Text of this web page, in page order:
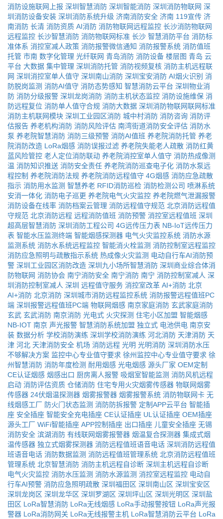
消防设施联网上报 深圳智慧消防 深圳智能消防 深圳消防物联网 深
圳消防设备安装 深圳消防系统升级 济南消防安全 济南 119宣传 济
南消防 长清 消防资质 AI消防 消防物联网远程监控 长沙消防物联网
远程监控 长沙智慧消防 消防物联网标准 长沙 智慧消防平台 消防标
准体系 消控室减人政策 消防报警微信通知 消防报警系统 消防值班
托管 市南 数字化管理 光纤联网 青岛消防 消防设备 楼层图 青岛 云
平台 大数据 集中管理 深圳消防托管 消防视频复核 消防主机远程联
网 深圳消控室单人值守 深圳南山消防 深圳宝安消防 AI烟火识别 消
防脱岗监测 消防AI值守 消防态势感知 智慧消防云平台 深圳物业消
防 消防分级报警 深圳龙岗消防 消防主机状态监控 消防设施维保 消
防远程复位 消防单人值守合规 消防大数据 深圳消防物联网联网标准
消防主机联网模块 深圳工业园区消防 城中村消防 消防咨询 消防评
估报告 养老机构消防 消防风险评估 南湾街道消防安全评估 消防水
泵 养老院智慧消防 消防三级预警 消防AI值班 养老院消防托管 养老
院消防改造 LoRa烟感 消防误报过滤 养老院失能老人疏散 消防红黄
蓝风险管控 老人定位消防联动 养老院消控室单人值守 消防热成像测
温 消防知识推送 消防安全责任 养老院消防巡查电子化 消防水泵远
程控制 养老院消防法规 养老院消防远程值守 4G烟感 消防应急疏散
指示 消防用水监测 智慧养老 RFID消防巡检 消防检测公司 喷淋系统
安消一体化 消防电子巡更 养老院电气火灾监控 养老院燃气泄漏报警
消防设备在线率 消防档案云管理 消防远程值守规范 北京消防远程值
守规范 北京消防远程 远程消防值班 消防预警 消控室远程值班 深圳
超高层智慧消防 深圳消防工程公司 4G远传压力表 NB-IoT远传压力
表 智能水压监测终端 智能烟感探测器 电气火灾监控系统 消防水源
监测系统 消防水系统远程监控 智能消火栓监测 消防控制室远程监控
消防应急照明与疏散指示系统 热成像火灾监测 电动自行车AI消防预
警 深圳工业园区消防改造 深圳九小场所智慧消防 深圳商业综合体消
防物联网 消防协会 南宁消防安全 南宁消防 南宁 消防控制室减人 深
圳消防控制室减人 深圳 远程值守服务 消控室改革 AI+消防 北京
AI+消防 北京消防 深圳城市消防远程监控系统 消防报警远程值班PC
端 深圳报警远程值班PC端 物联网烟感 南京家庭消防 玄武家庭消防
玄武 玄武消防 南京消防 光电式 火灾探测 住宅小区加盟 智能烟感
NB-IOT 南京 声光报警 智慧消防系统加盟 独立式 电池供电 南京安
装 数据分析 学校消防演练 深圳学校消防演练 河北消防 天津消防 天
津 河北 天津消防安全 机场 消防远程 光明 光明消防 深圳消防水压
不够解决方案 监控中心专业值守要求 徐州监控中心专业值守要求 徐
州智慧消防 消防年度检测 耐用烟感 光电烟感 源头厂家 OEM定制
CE认证烟感 烟感出口 厨房离人报警 吸烟室智能监测 消防风机远程
启动 消防评估资质 仓储消防 住宅专用火灾烟雾传感器 物联网烟雾
传感器 24伏烟温探测器 烟雾报警器 烟雾报警系统 消防物联网卡 无
线烟感工厂 防火门状态监测 消防防拆报警 定制APP云平台 智能插
座 安全插座 智能安全充电插座 CE认证插座 UL认证插座 OEM插座
源头工厂 WiFi智能插座 APP控制插座 出口插座 儿童安全插座 无锡
消防安全 滨湖消防 有线联网烟雾报警器 烟温复合探测器 集成式烟
温传感器 独立式烟雾探测器 消防远程值班语音电话 深圳消防远程值
班语音电话 消防数据监测 消防远程值班管理系统 北京消防远程值班
管理系统 北京智慧消防 消防主机远程自诊断 深圳主机远程自诊断
电气火灾监控 消防水压监测 消防水源监测 消控室远程监控 电动自
行车AI预警 消防应急照明疏散 深圳福田区 深圳南山区 深圳宝安区
深圳龙岗区 深圳龙华区 深圳罗湖区 深圳坪山区 深圳光明区 深圳盐
田区 LoRa智慧消防 LoRa无线烟感 LoRa手动报警按钮 LoRa声光报
警器 LoRa消防网关 LoRa无线报警主机 LoRa智慧消防云平台 LoRa